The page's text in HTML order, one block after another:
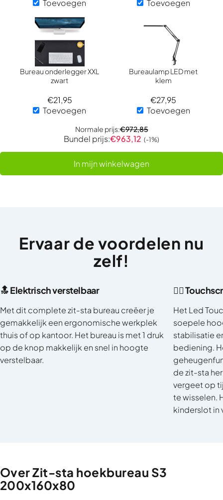
Toevoegen Toevoegen
Bureau onderlegger XXL
zwart
€21,95
Toevoegen
Bureaulamp LED met
klem
€27,95
Toevoegen
Normale prijs:€972,85
Bundel prijs:€963,12 (-1%)
In mijn winkelwagen
Ervaar de voordelen nu
zelf!
🔝 Elektrisch verstelbaar
Met dit complete zit-sta bureau creëer je
gemakkelijk een ergonomische werkplek
thuis of op kantoor. Het bureau is met 1 druk
op de knop makkelijk en snel in hoogte
verstelbaar.
👈🏼
Het Led
soepele
stabilisatie
bediening.
de zit-sta
vergeet op
te wisselen.
kinderslot in
OverZit-sta hoekbureau S3
200x160x80